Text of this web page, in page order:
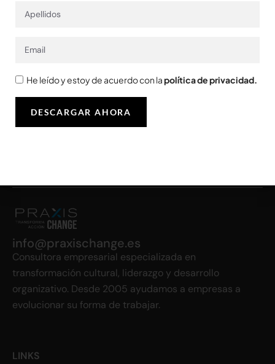
He leído y estoy de acuerdo con la
de privacidad
ENVIAR
info@praxischange.es
Consultora empresarial especializada en
transformación cultural, liderazgo y desarrollo
organizativo. Desde 2005 ayudamos a empresas a
evolucionar su forma de trabajar.
LINKS
He leído y estoy de acuerdo con lapolítica de privacidad.
DESCARGAR AHORA